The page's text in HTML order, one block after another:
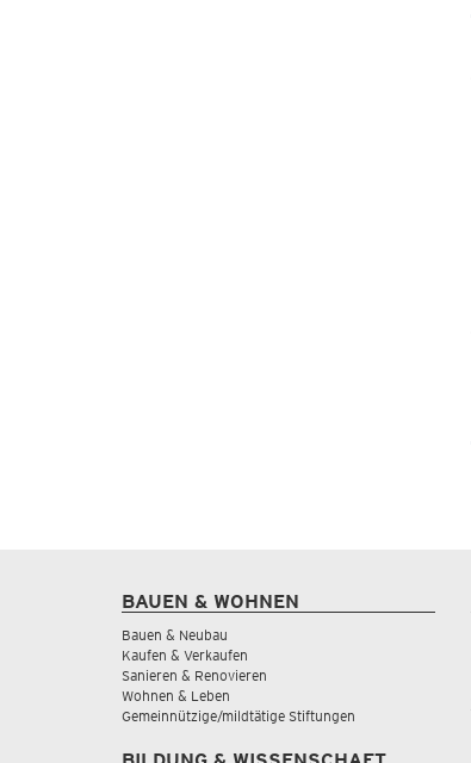
BAUEN & WOHNEN
Bauen & Neubau
Kaufen & Verkaufen
Sanieren & Renovieren
Wohnen & Leben
Gemeinnützige/mildtätige Stiftungen